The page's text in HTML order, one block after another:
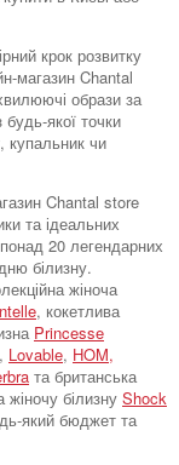
крок розвитку
магазин Chantal
образи за
якої точки
купальник чи
Chantal store
та ідеальних
20 легендарних
білизну.
жіноча
, кокетлива
Princesse
, Lovable, HOM,
та британська
білизну Shock
який бюджет та